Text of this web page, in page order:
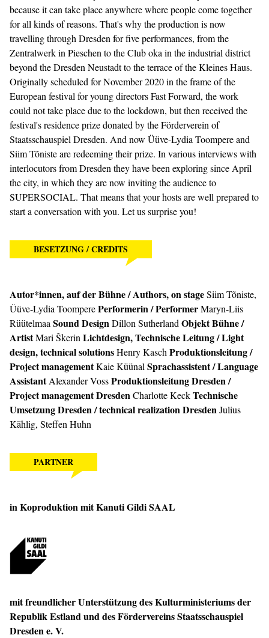
because it can take place anywhere where people come together
for all kinds of reasons. That's why the production is now
travelling through Dresden for five performances, from the
Zentralwerk in Pieschen to the Club oka in the industrial district
beyond the Dresden Neustadt to the terrace of the Kleines Haus.
Originally scheduled for November 2020 in the frame of the
European festival for young directors Fast Forward, the work
could not take place due to the lockdown, but then received the
festival's residence prize donated by the Förderverein of
Staatsschauspiel Dresden. And now Üüve-Lydia Toompere and
Siim Tõniste are redeeming their prize. In various interviews with
interlocutors from Dresden they have been exploring since April
the city, in which they are now inviting the audience to
SUPERSOCIAL. That means that your hosts are well prepared to
start a conversation with you. Let us surprise you!
BESETZUNG / CREDITS
Autor*innen, auf der Bühne / Authors, on stageSiim Tõniste,
Üüve-Lydia ToomperePerformerin / PerformerMaryn-Liis
Rüütelmaa Sound DesignDillon Sutherland Objekt Bühne /
ArtistMari Škerin Lichtdesign, Technische Leitung / Light
design, technical solutionsHenry Kasch Produktionsleitung/
Project managementKaie Küünal Sprachassistent / Language
AssistantAlexander VossProduktionsleitung Dresden /
Project management DresdenCharlotte KeckTechnische
Umsetzung Dresden / technical realization DresdenJulius
Kählig, Steffen Huhn
PARTNER
in Koproduktion mit Kanuti Gildi SAAL
mit freundlicher Unterstützung des Kulturministeriums der
Republik Estland und des Fördervereins Staatsschauspiel
Dresden e. V.